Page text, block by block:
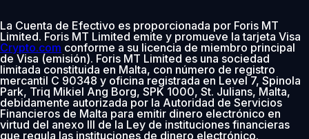
La Cuenta de Efectivo es proporcionada por Foris MT
Limited. Foris MT Limited emite y promueve la tarjeta Visa
Crypto.com conforme a su licencia de miembro principal
de Visa (emisión). Foris MT Limited es una sociedad
limitada constituida en Malta, con número de registro
mercantil C 90348 y oficina registrada en Level 7, Spinola
Park, Triq Mikiel Ang Borg, SPK 1000, St. Julians, Malta,
debidamente autorizada por la Autoridad de Servicios
Financieros de Malta para emitir dinero electrónico en
virtud del anexo III de la Ley de instituciones financieras
que regula las instituciones de dinero electrónico.